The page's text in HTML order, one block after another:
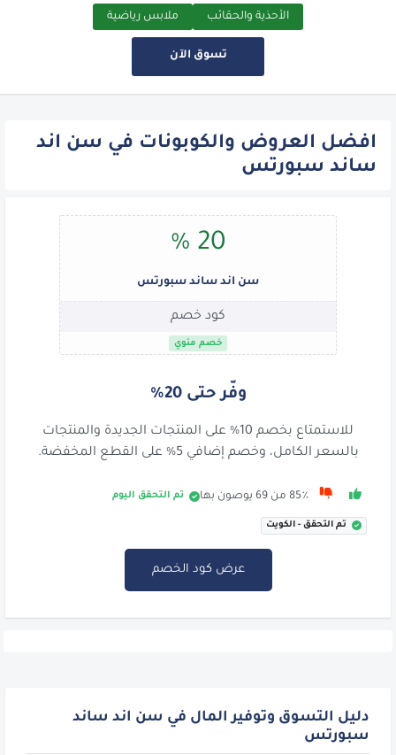
الأحذية والحقائب ملابس رياضية
تسوق الآن
افضل العروض والكوبونات في سن اند
ساند سبورتس
20 %
سن اند ساند سبورتس
كود خصم
خصم مئوي
وفّر حتى 20%
للاستمتاع بخصم 10% على المنتجات الجديدة والمنتجات
بالسعر الكامل، وخصم إضافي 5% على القطع المخفضة.
85٪ من 69 يوصون بها تم التحقق اليوم
تم التحقق - الكويت
عرض كود الخصم
دليل التسوق وتوفير المال في سن اند ساند
سبورتس